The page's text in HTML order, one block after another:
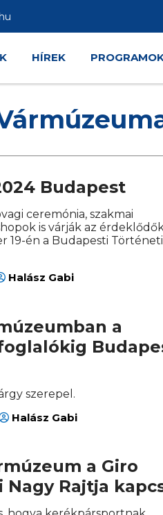
HÍREK
Budapest
ceremónia, szakmai
is várják az
19-én a Budapesti Történeti
Halász Gabi
a
szerepel.
Halász Gabi
a Giro
Nagy Rajtja